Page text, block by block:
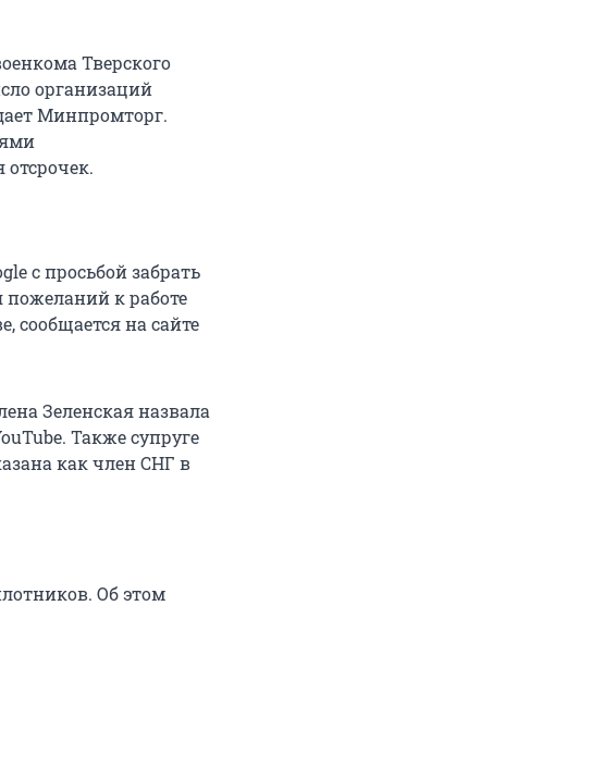
Тверского
организаций
Минпромторг.
с просьбой забрать
пожеланий к работе
на сайте
Зеленская назвала
Также супруге
как член СНГ в
Об этом